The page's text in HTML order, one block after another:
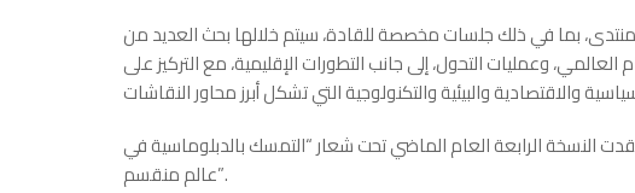
وجلسة ضمن المنتدى، بما في ذلك جلسات مخصصة للقادة، سيتم خلالها بحث العديد من
وعمليات التحول، إلى جانب التطورات الإقليمية، مع التركيز على
مؤتمر أنطاليا الدبلوماسي بدأ عام 2021، وعقدت النسخة الرابعة العام الماضي تحت شعار “التمسك بالدبلوماسية في
عالم منقسم”.